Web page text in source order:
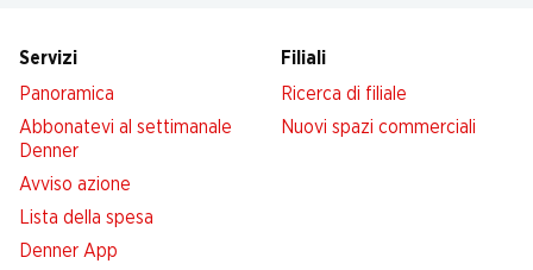
Servizi
Panoramica
Abbonatevi al settimanale
Denner
Avviso azione
Lista della spesa
Denner App
Filiali
Ricerca di filiale
Nuovi spazi commerciali